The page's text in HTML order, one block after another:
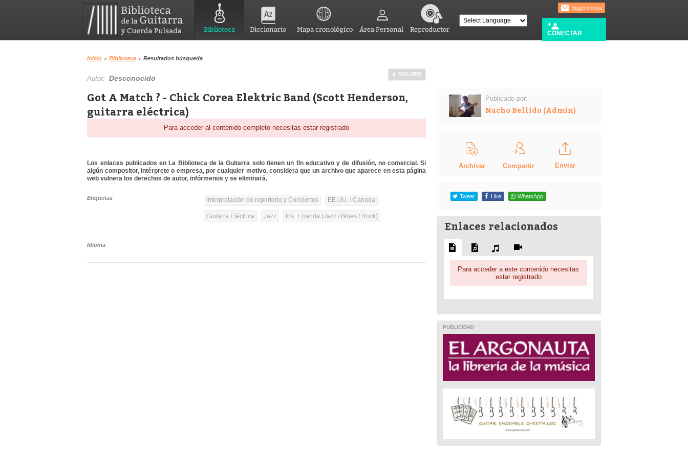
Biblioteca Diccionario Mapa cronológico Área Personal Reproductor
Sugerencias
CONECTAR
Inicio › Biblioteca › Resultados búsqueda
VOLVER
Autor:Desconocido
Got A Match ? - Chick Corea Elektric Band (Scott Henderson,
guitarra eléctrica)
Para acceder al contenido completo necesitas estar registrado
Los enlaces publicados en La Biblioteca de la Guitarra solo tienen un fin educativo y de difusión, no comercial. Si
algún compositor, intérprete o empresa, por cualquier motivo, considera que un archivo que aparece en esta página
web vulnera los derechos de autor, infórmenos y se eliminará.
Etiquetas Interpretación de repertorio y Conciertos EE.UU. / Canada
Guitarra Eléctrica Jazz Ins. + banda (Jazz / Blues / Rock)
Idioma
Publicado por:
Nacho Bellido (Admin)
Archivar Compartir Enviar
Tweet Like WhatsApp
Enlaces relacionados
Para acceder a este contenido necesitas
estar registrado
PUBLICIDAD